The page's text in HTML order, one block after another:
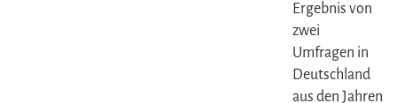
Ergebnis von
zwei
Umfragen in
Deutschland
aus den Jahren